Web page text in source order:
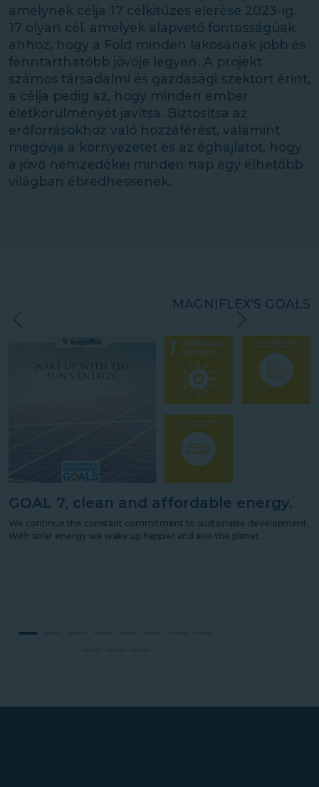
amelynek célja 17 célkitűzés elérése 2023-ig.
17 olyan cél, amelyek alapvető fontosságúak
ahhoz, hogy a Föld minden lakosának jobb és
fenntarthatóbb jövője legyen. A projekt
számos társadalmi és gazdasági szektort érint,
a célja pedig az, hogy minden ember
életkörülményét javítsa. Biztosítsa az
erőforrásokhoz való hozzáférést, valamint
megóvja a környezetet és az éghajlatot, hogy
a jövő nemzedékei minden nap egy élhetőbb
világban ébredhessenek.
MAGNIFLEX'S GOALS
GOAL 7, clean and affordable energy.
We continue the constant commitment to sustainable development.
With solar energy we wake up happier and also the planet.